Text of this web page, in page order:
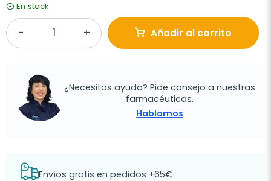
En stock
Añadir al carrito
¿Necesitas ayuda? Pide consejo a nuestras
farmacéuticas.
Hablamos
Envíos gratis en pedidos +65€